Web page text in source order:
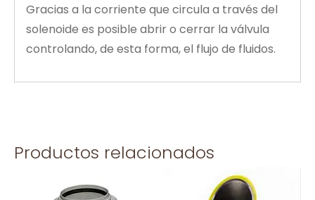
Gracias a la corriente que circula a través del
solenoide es posible abrir o cerrar la válvula
controlando, de esta forma, el flujo de fluidos.
Productos relacionados